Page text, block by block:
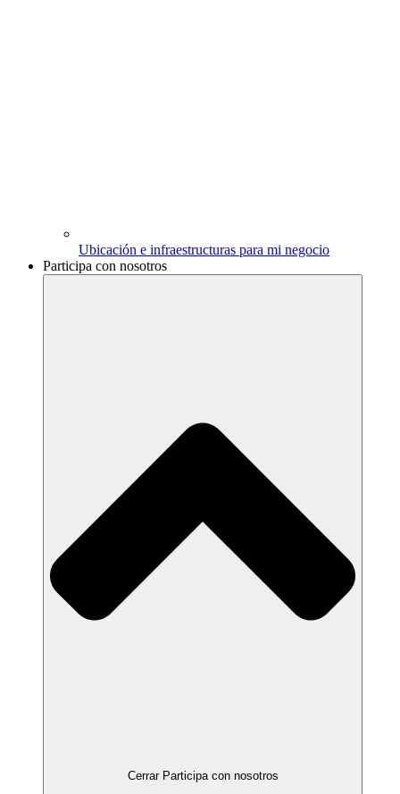
Ubicación e infraestructuras para mi negocio
Participa con nosotros
Cerrar Participa con nosotros